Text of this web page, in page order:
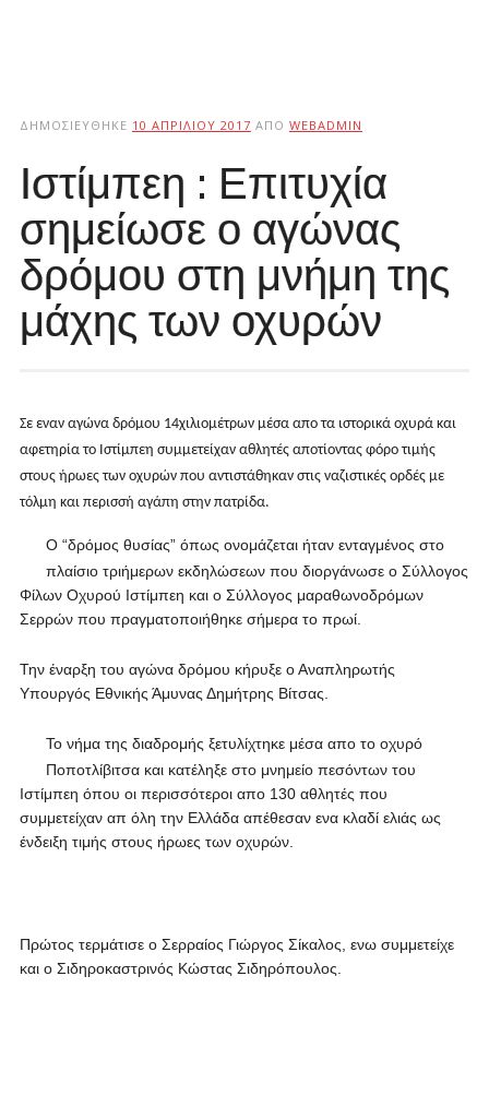
ΔΗΜΟΣΙΕΎΘΗΚΕ 10 ΑΠΡΙΛΊΟΥ 2017 ΑΠΌ WEBADMIN
Ιστίμπεη : Επιτυχία
σημείωσε ο αγώνας
δρόμου στη μνήμη της
μάχης των οχυρών
Σε εναν αγώνα δρόμου 14χιλιομέτρων μέσα απο τα ιστορικά οχυρά και
αφετηρία το Ιστίμπεη συμμετείχαν αθλητές αποτίοντας φόρο τιμής
στους ήρωες των οχυρών που αντιστάθηκαν στις ναζιστικές ορδές με
τόλμη και περισσή αγάπη στην πατρίδα.
Ο “δρόμος θυσίας” όπως ονομάζεται ήταν ενταγμένος στο
πλαίσιο τριήμερων εκδηλώσεων που διοργάνωσε ο Σύλλογος
Φίλων Οχυρού Ιστίμπεη και ο Σύλλογος μαραθωνοδρόμων
Σερρών που πραγματοποιήθηκε σήμερα το πρωί.
Την έναρξη του αγώνα δρόμου κήρυξε ο Αναπληρωτής
Υπουργός Εθνικής Άμυνας Δημήτρης Βίτσας.
Το νήμα της διαδρομής ξετυλίχτηκε μέσα απο το οχυρό
Ποποτλίβιτσα και κατέληξε στο μνημείο πεσόντων του
Ιστίμπεη όπου οι περισσότεροι απο 130 αθλητές που
συμμετείχαν απ όλη την Ελλάδα απέθεσαν ενα κλαδί ελιάς ως
ένδειξη τιμής στους ήρωες των οχυρών.
Πρώτος τερμάτισε ο Σερραίος Γιώργος Σίκαλος, ενω συμμετείχε
και ο Σιδηροκαστρινός Κώστας Σιδηρόπουλος.